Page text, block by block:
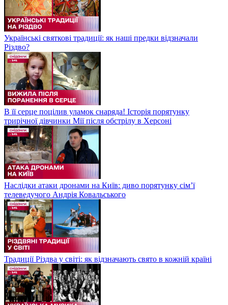
Українські святкові традиції: як наші предки відзначали
Різдво?
В її серце поцілив уламок снаряда! Історія порятунку
трирічної дівчинки Мії після обстрілу в Херсоні
Наслідки атаки дронами на Київ: диво порятунку сім’ї
телеведучого Андрія Ковальського
Традиції Різдва у світі: як відзначають свято в кожній країні